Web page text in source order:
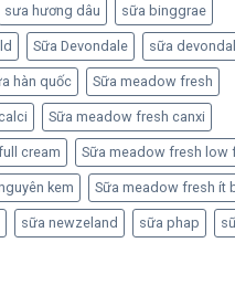
sưa hương dâu sữa binggrae
Sữa Devondale sữa
hàn quốc Sữa meadow fresh
Sữa meadow fresh canxi
cream Sữa meadow fresh low
kem Sữa meadow fresh ít
sữa newzeland sữa phap